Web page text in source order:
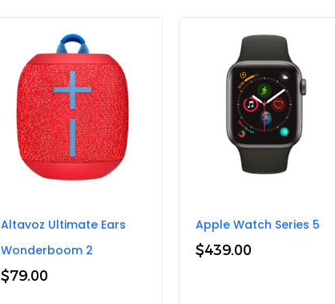
Altavoz Ultimate Ears
Wonderboom 2
$79.00
Apple Watch Series 5
$439.00